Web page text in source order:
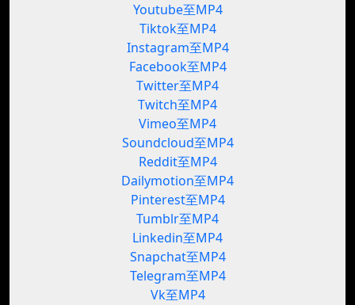
Youtube至MP4
Tiktok至MP4
Instagram至MP4
Facebook至MP4
Twitter至MP4
Twitch至MP4
Vimeo至MP4
Soundcloud至MP4
Reddit至MP4
Dailymotion至MP4
Pinterest至MP4
Tumblr至MP4
Linkedin至MP4
Snapchat至MP4
Telegram至MP4
Vk至MP4